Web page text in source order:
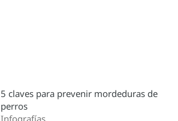
5 claves para prevenir mordeduras de
perros